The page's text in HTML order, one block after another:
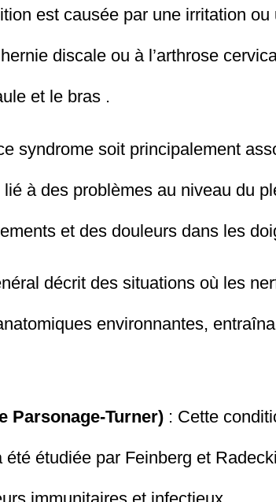
est causée par une irritation
discale ou à l’arthrose
et le bras .
syndrome soit principalement
à des problèmes au niveau du
et des douleurs dans les
décrit des situations où les
environnantes,
Parsonage-Turner) : Cette
étudiée par Feinberg et